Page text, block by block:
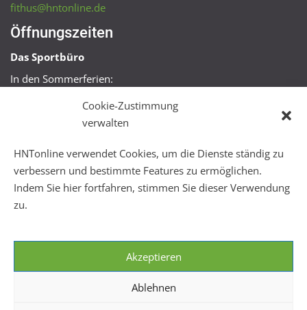
Cookie-Zustimmung
verwalten
HNTonline verwendet Cookies, um die Dienste ständig zu
verbessern und bestimmte Features zu ermöglichen.
Indem Sie hier fortfahren, stimmen Sie dieser Verwendung
zu.
Akzeptieren
Ablehnen
fithus@hntonline.de
Öffnungszeiten
Das Sportbüro
In den Sommerferien:
Mo + Mi 16:00 – 18:00 Uhr
Mo – Fr 08:00 – 22:00 Uhr
Sa + So 10:00 – 18:00 Uhr